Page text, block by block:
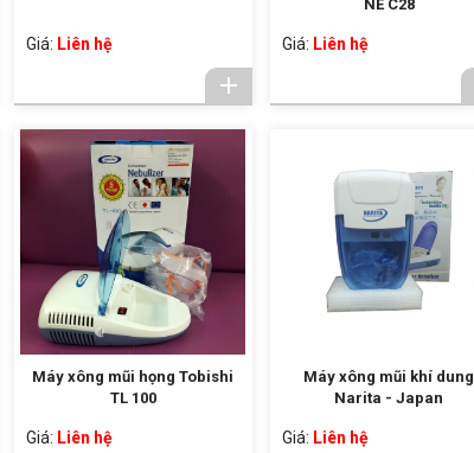
Giá: Liên hệ
NE C28
Giá: Liên hệ
Máy xông mũi họng Tobishi
TL 100
Giá: Liên hệ
Máy xông mũi khí dung
Narita - Japan
Giá: Liên hệ